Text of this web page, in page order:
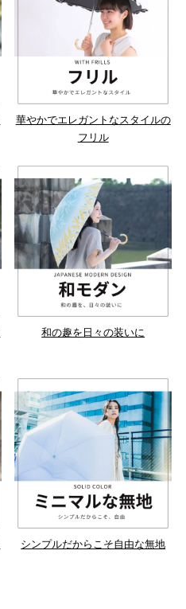
華やかでエレガントなスタイルの
フリル
和の趣を日々の装いに
シンプルだからこそ自由な無地